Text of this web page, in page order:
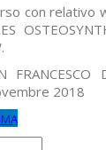
con relativo
FRANCESCO
2018